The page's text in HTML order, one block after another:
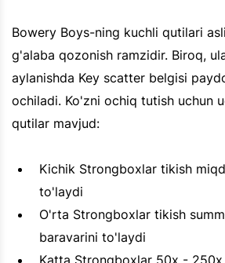
Bowery Boys-ning kuchli qutilari
g'alaba qozonish ramzidir. Biroq,
aylanishda Key scatter belgisi
ochiladi. Ko'zni ochiq tutish uchun
qutilar mavjud:
Kichik Strongboxlar tikish
to'laydi
O'rta Strongboxlar tikish
baravarini to'laydi